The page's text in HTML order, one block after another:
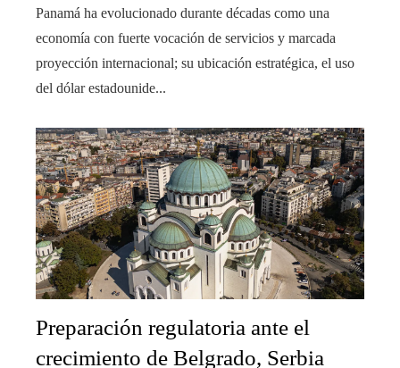
Panamá ha evolucionado durante décadas como una
economía con fuerte vocación de servicios y marcada
proyección internacional; su ubicación estratégica, el uso
del dólar estadounide...
Preparación regulatoria ante el
crecimiento de Belgrado, Serbia